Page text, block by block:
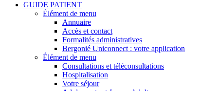
GUIDE PATIENT
Élément de menu
Annuaire
Accès et contact
Formalités administratives
Bergonié Uniconnect : votre application
Élément de menu
Consultations et téléconsultations
Hospitalisation
Votre séjour